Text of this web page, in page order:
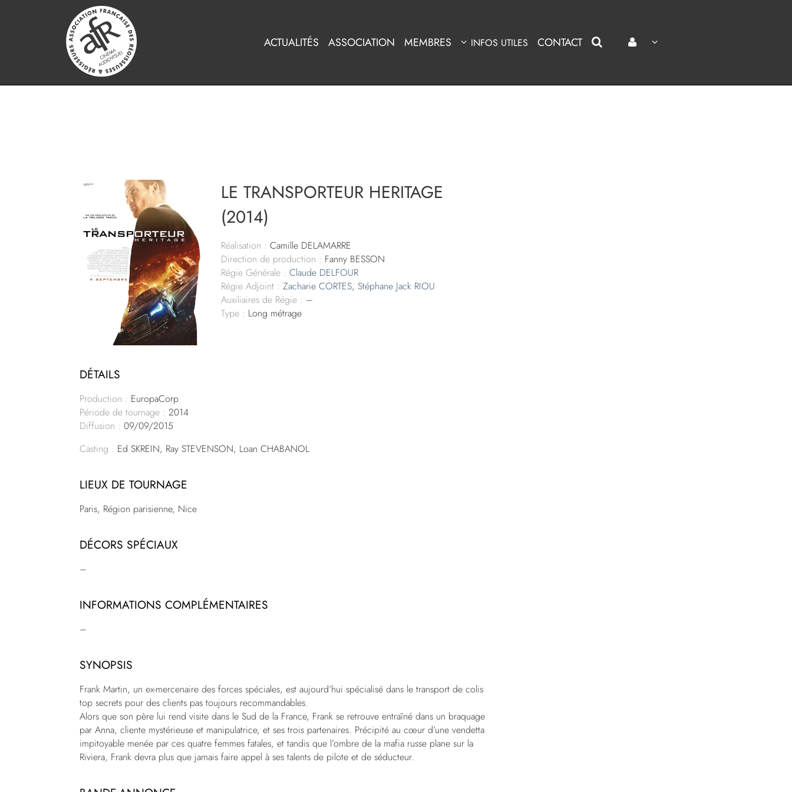
ACTUALITÉS ASSOCIATION MEMBRES INFOS UTILES CONTACT
LE TRANSPORTEUR HERITAGE
(2014)
Réalisation : Camille DELAMARRE
Direction de production : Fanny BESSON
Régie Générale : Claude DELFOUR
Régie Adjoint : Zacharie CORTES, Stéphane Jack RIOU
Auxiliaires de Régie : –
Type : Long métrage
DÉTAILS
Production : EuropaCorp
Période de tournage : 2014
Diffusion : 09/09/2015
Casting : Ed SKREIN, Ray STEVENSON, Loan CHABANOL
LIEUX DE TOURNAGE
Paris, Région parisienne, Nice
DÉCORS SPÉCIAUX
–
INFORMATIONS COMPLÉMENTAIRES
–
SYNOPSIS
Frank Martin, un ex-mercenaire des forces spéciales, est aujourd’hui spécialisé dans le transport de colis
top secrets pour des clients pas toujours recommandables.
Alors que son père lui rend visite dans le Sud de la France, Frank se retrouve entraîné dans un braquage
par Anna, cliente mystérieuse et manipulatrice, et ses trois partenaires. Précipité au cœur d’une vendetta
impitoyable menée par ces quatre femmes fatales, et tandis que l’ombre de la mafia russe plane sur la
Riviera, Frank devra plus que jamais faire appel à ses talents de pilote et de séducteur.